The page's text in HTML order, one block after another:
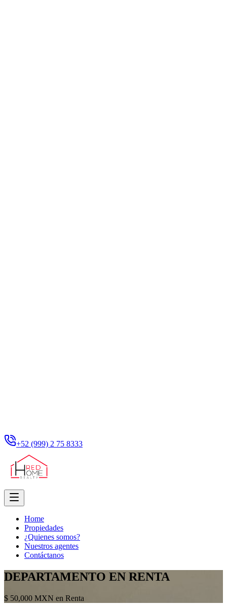
+52 (999) 2 75 8333
Home
Propiedades
¿Quienes somos?
Nuestros agentes
Contáctanos
DEPARTAMENTO EN RENTA
$ 50,000 MXN en Renta